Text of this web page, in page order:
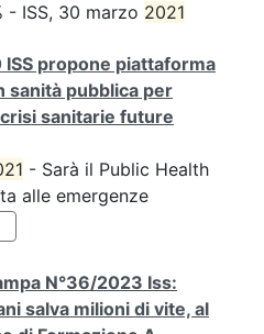
- ISS, 30 marzo 2021
ISS propone piattaforma
sanità pubblica per
sanitarie future
- Sarà il Public Health
alle emergenze
N°36/2023 Iss:
salva milioni di vite, al